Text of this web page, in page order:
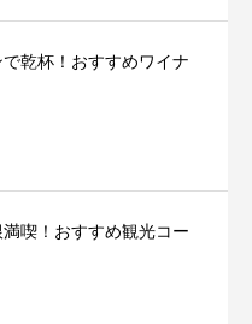
乾杯！おすすめワイナ
喫！おすすめ観光コー